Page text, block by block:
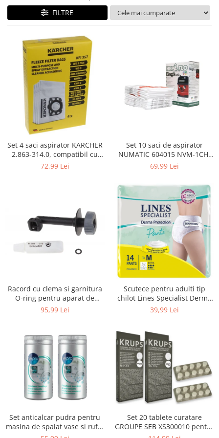
Curatenie si intretinere
Decoratiuni
Hobby-uri creative
Iluminat & Electrice
Jaluzele
Kit-uri automatizari porti si usi
Mobila dormitor
Mobila gradina & terasa
Mobila Living & Dining
Organizare si depozitare
Rafturi
Textile si covoare
Uscatoare rufe
Utilaje si materiale de constructii
Laptop, Tablete & Telefoane
Telefoane Mobile & accesorii
Wearable & Gadgeturi
Accesorii si piese masini spalat
rufe si uscatoare
Accesorii si piese masini spalat
Aparate Frigorifice
Aparate Racire Aer
Aragaze si cuptoare cu microunde
Climatizare & sisteme de incalzire
Electrocasnice pentru Bucatarie
FILTRE
Set 4 saci aspirator KARCHER
2.863-314.0, compatibil cu
WD, KWD, SE
72,99 Lei
Set 10 saci de aspirator
NUMATIC 604015 NVM-1CH,
9L
69,99 Lei
Racord cu clema si garnitura
O-ring pentru aparat de
spalat cu presiune, KARCHER
95,99 Lei
Scutece pentru adulti tip
chilot Lines Specialist Derma
Protection Extra, 7 picaturi,
39,99 Lei
Set anticalcar pudra pentru
masina de spalat vase si rufe,
WPRO 484000008416, 2 x 250g
Set 20 tablete curatare
GROUPE SEB XS300010 pentru
espressoare Krups (2x10